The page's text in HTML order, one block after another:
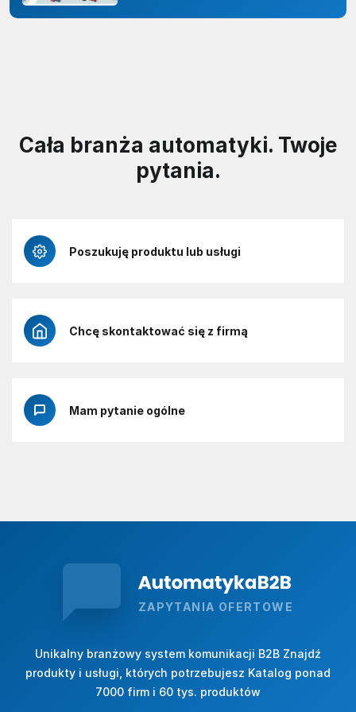
Cała branża automatyki. Twoje
pytania.
Poszukuję produktu lub usługi
Chcę skontaktować się z firmą
Mam pytanie ogólne
ZAPYTANIA OFERTOWE
Unikalny branżowy system komunikacji B2B Znajdź
produkty i usługi, których potrzebujesz Katalog ponad
7000 firm i 60 tys. produktów